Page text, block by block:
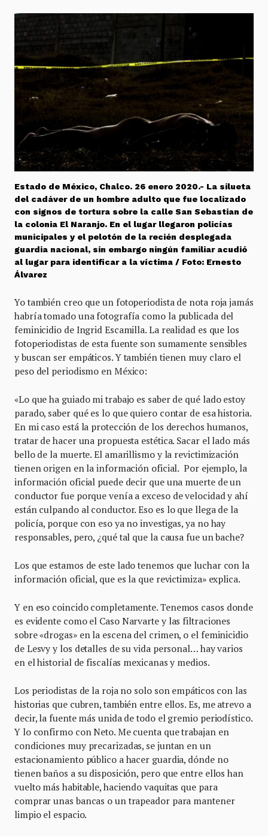
Estado de México, Chalco. 26 enero 2020.- La silueta
del cadáver de un hombre adulto que fue localizado
con signos de tortura sobre la calle San Sebastian de
la colonia El Naranjo. En el lugar llegaron policías
municipales y el pelotón de la recién desplegada
guardia nacional, sin embargo ningún familiar acudió
al lugar para identificar a la víctima / Foto: Ernesto
Álvarez
Yo también creo que un fotoperiodista de nota roja jamás
habría tomado una fotografía como la publicada del
feminicidio de Ingrid Escamilla. La realidad es que los
fotoperiodistas de esta fuente son sumamente sensibles
y buscan ser empáticos. Y también tienen muy claro el
peso del periodismo en México:
«Lo que ha guiado mi trabajo es saber de qué lado estoy
parado, saber qué es lo que quiero contar de esa historia.
En mi caso está la protección de los derechos humanos,
tratar de hacer una propuesta estética. Sacar el lado más
bello de la muerte. El amarillismo y la revictimización
tienen origen en la información oficial. Por ejemplo, la
información oficial puede decir que una muerte de un
conductor fue porque venía a exceso de velocidad y ahí
están culpando al conductor. Eso es lo que llega de la
policía, porque con eso ya no investigas, ya no hay
responsables, pero, ¿qué tal que la causa fue un bache?
Los que estamos de este lado tenemos que luchar con la
información oficial, que es la que revictimiza» explica.
Y en eso coincido completamente. Tenemos casos donde
es evidente como el Caso Narvarte y las filtraciones
sobre «drogas» en la escena del crimen, o el feminicidio
de Lesvy y los detalles de su vida personal… hay varios
en el historial de fiscalías mexicanas y medios.
Los periodistas de la roja no solo son empáticos con las
historias que cubren, también entre ellos. Es, me atrevo a
decir, la fuente más unida de todo el gremio periodístico.
Y lo confirmo con Neto. Me cuenta que trabajan en
condiciones muy precarizadas, se juntan en un
estacionamiento público a hacer guardia, dónde no
tienen baños a su disposición, pero que entre ellos han
vuelto más habitable, haciendo vaquitas que para
comprar unas bancas o un trapeador para mantener
limpio el espacio.